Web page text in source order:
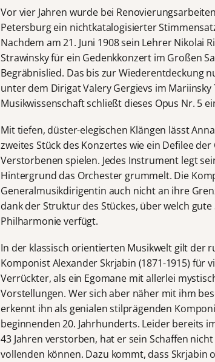
Vor vier Jahren wurde bei
Petersburg ein nichtkatalogisierter
Nachdem am 21. Juni 1908 sein Lehrer
Strawinsky für ein Gedenkkonzert im Großen
Begräbnislied. Das bis zur Wiederentdeckung
unter dem Dirigat Valery Gergievs im
Musikwissenschaft schließt dieses Opus Nr. 5
Mit tiefen, düster-elegischen Klängen lässt
zweites Stück des Konzertes wie ein Defilee
Verstorbenen spielen. Jedes Instrument legt
Hintergrund das Orchester grummelt. Die
Generalmusikdirigentin auch nicht an ihre
dank der Struktur des Stückes, über welch
Philharmonie verfügt.
In der klassisch orientierten Musikwelt gilt der
Komponist Alexander Skrjabin (1871-1915) für
Verrückter, als ein Egomane mit allerlei
Vorstellungen. Wer sich aber näher mit ihm
erkennt ihn als genialen stilprägenden
beginnenden 20. Jahrhunderts. Leider bereits
43 Jahren verstorben, hat er sein Schaffen
vollenden können. Dazu kommt, dass Skrjabin